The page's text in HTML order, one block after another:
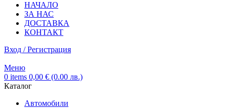
НАЧАЛО
ЗА НАС
ДОСТАВКА
КОНТАКТ
Вход / Регистрация
Меню
0 items 0,00 € (0.00 лв.)
Каталог
Автомобили